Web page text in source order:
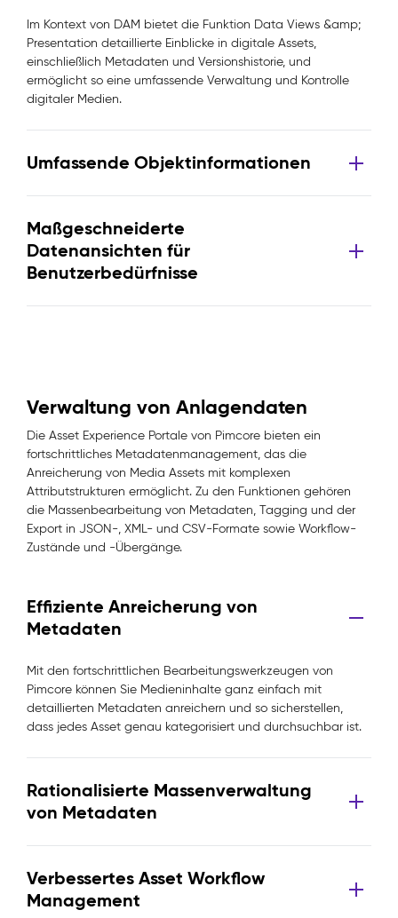
Im Kontext von DAM bietet die Funktion Data Views &amp;
Presentation detaillierte Einblicke in digitale Assets,
einschließlich Metadaten und Versionshistorie, und
ermöglicht so eine umfassende Verwaltung und Kontrolle
digitaler Medien.
Umfassende Objektinformationen
Maßgeschneiderte
Datenansichten für
Benutzerbedürfnisse
Verwaltung von Anlagendaten
Die Asset Experience Portale von Pimcore bieten ein
fortschrittliches Metadatenmanagement, das die
Anreicherung von Media Assets mit komplexen
Attributstrukturen ermöglicht. Zu den Funktionen gehören
die Massenbearbeitung von Metadaten, Tagging und der
Export in JSON-, XML- und CSV-Formate sowie Workflow-
Zustände und -Übergänge.
Effiziente Anreicherung von
Metadaten
Mit den fortschrittlichen Bearbeitungswerkzeugen von
Pimcore können Sie Medieninhalte ganz einfach mit
detaillierten Metadaten anreichern und so sicherstellen,
dass jedes Asset genau kategorisiert und durchsuchbar ist.
Rationalisierte Massenverwaltung
von Metadaten
Verbessertes Asset Workflow
Management